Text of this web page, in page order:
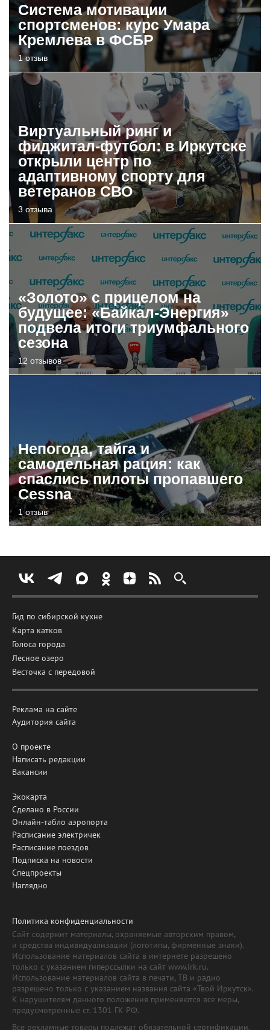
Система мотивации
спортсменов: курс Умара
Кремлева в ФСБР
1 отзыв
Виртуальный ринг и
фиджитал-футбол: в Иркутске
открыли центр по
адаптивному спорту для
ветеранов СВО
3 отзыва
«Золото» с прицелом на
будущее: «Байкал-Энергия»
подвела итоги триумфального
сезона
12 отзывов
Непогода, тайга и
самодельная рация: как
спаслись пилоты пропавшего
Cessna
1 отзыв
Гид по сибирской кухне
Карта катков
Голоса города
Лесное озеро
Весточка с передовой
Реклама на сайте
Аудитория сайта
О проекте
Написать редакции
Вакансии
Экокарта
Сделано в России
Онлайн-табло аэропорта
Расписание электричек
Расписание поездов
Подписка на новости
Спецпроекты
Наглядно
Политика конфиденциальности
Сайт содержит материалы, охраняемые авторским правом,
и средства индивидуализации (логотипы, фирменные знаки).
Использование материалов сайта в интернете разрешено
только с указанием гиперссылки на сайт www.irk.ru.
Использование материалов сайта в печати, ТВ и радио
разрешено только с указанием названия сайта «Твой Иркутск».
К нарушителям данного положения применяются все меры,
предусмотренные ст. 1301 ГК РФ.
Все рекламные товары подлежат обязательной сертификации,